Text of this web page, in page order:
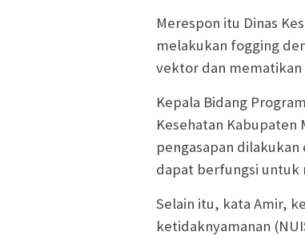
Merespon itu Dinas
melakukan fogging
vektor dan mematikan
Kepala Bidang
Kesehatan Kabupaten
pengasapan
dapat berfungsi untuk
Selain itu, kata Amir,
ketidaknyamanan